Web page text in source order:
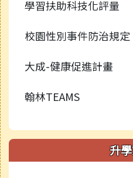
學習扶助科技化評量
校園性別事件防治規定
大成-健康促進計畫
翰林TEAMS
升